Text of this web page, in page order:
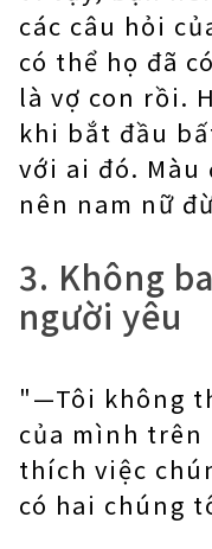
các câu hỏi
có thể họ đã
là vợ con rồi.
khi bắt đầu
với ai đó.
nên nam nữ
3. Không
người yêu
"—Tôi không
của mình trên
thích việc
có hai chúng